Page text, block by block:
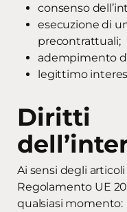
consenso
esecuzione di
precontrattuali;
adempimento
legittimo
Diritti
Ai sensi degli
Regolamento UE
qualsiasi momento: